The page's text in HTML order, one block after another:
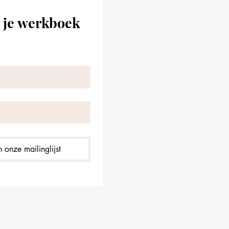
werkboek
onze mailinglijst